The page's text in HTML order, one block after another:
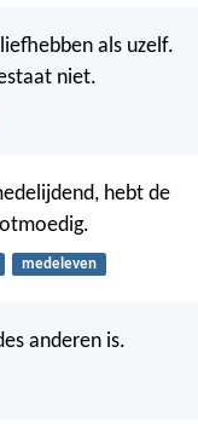
als uzelf.
niet.
hebt de
medeleven
anderen is.